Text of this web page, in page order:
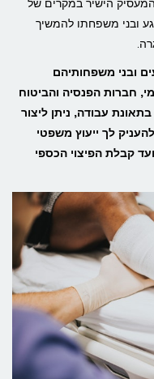
הישיר במקרים של
ובני משפחתו להמשיך
ובני משפחותיהם
חברות הפנסיה והביטוח
עבודה, ניתן ליצור
2570545 ונשמח להעניק לך ייעוץ משפטי
קבלת הפיצוי הכספי